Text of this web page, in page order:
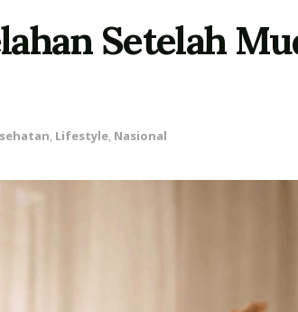
Setelah
, Lifestyle, Nasional